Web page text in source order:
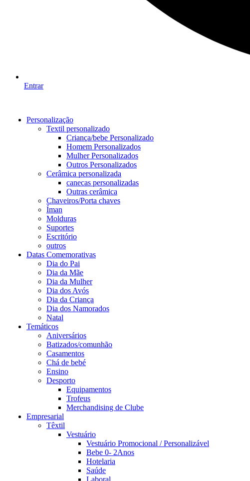
Entrar
Personalização
Textil personalizado
Criança/bebe Personalizado
Homem Personalizados
Mulher Personalizados
Outros Personalizados
Cerâmica personalizada
canecas personalizadas
Outras cerâmica
Chaveiros/Porta chaves
Íman
Molduras
Suportes
Escritório
outros
Datas Comemorativas
Dia do Pai
Dia da Mãe
Dia da Mulher
Dia dos Avós
Dia da Criança
Dia dos Namorados
Natal
Temáticos
Aniversários
Batizados/comunhão
Casamentos
Chá de bebé
Ensino
Desporto
Equipamentos
Trofeus
Merchandising de Clube
Empresarial
Têxtil
Vestuário
Vestuário Promocional / Personalizável
Bebe 0- 2Anos
Hotelaria
Saúde
Laboral